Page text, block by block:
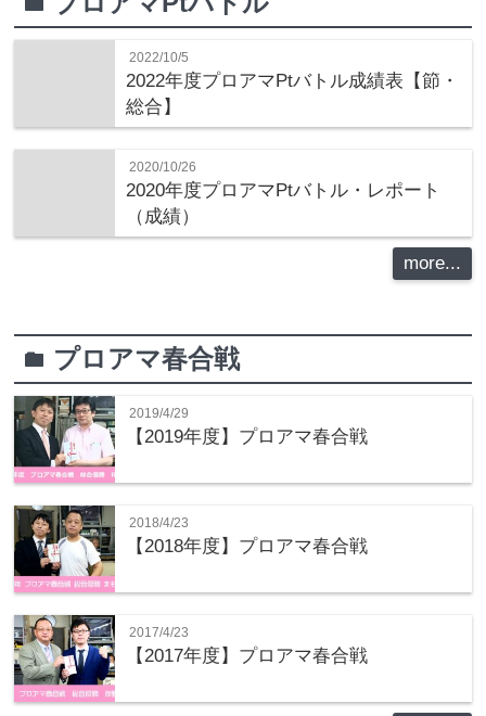
2022/10/5
2022年度プロアマPtバトル成績表【節・
総合】
2020/10/26
2020年度プロアマPtバトル・レポート
（成績）
more...
folder プロアマ春合戦
2019/4/29
【2019年度】プロアマ春合戦
2018/4/23
【2018年度】プロアマ春合戦
2017/4/23
【2017年度】プロアマ春合戦